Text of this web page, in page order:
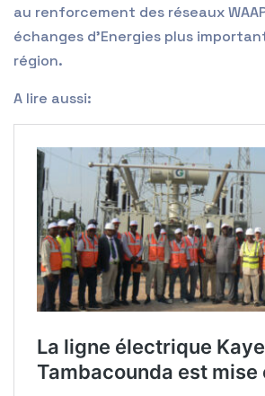
au renforcement des réseaux
échanges d’Energies plus
région.
A lire aussi: